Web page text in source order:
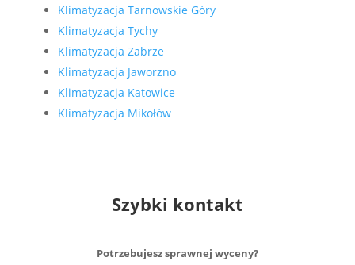
Klimatyzacja Tarnowskie Góry
Klimatyzacja Tychy
Klimatyzacja Zabrze
Klimatyzacja Jaworzno
Klimatyzacja Katowice
Klimatyzacja Mikołów
Szybki kontakt
Potrzebujesz sprawnej wyceny?